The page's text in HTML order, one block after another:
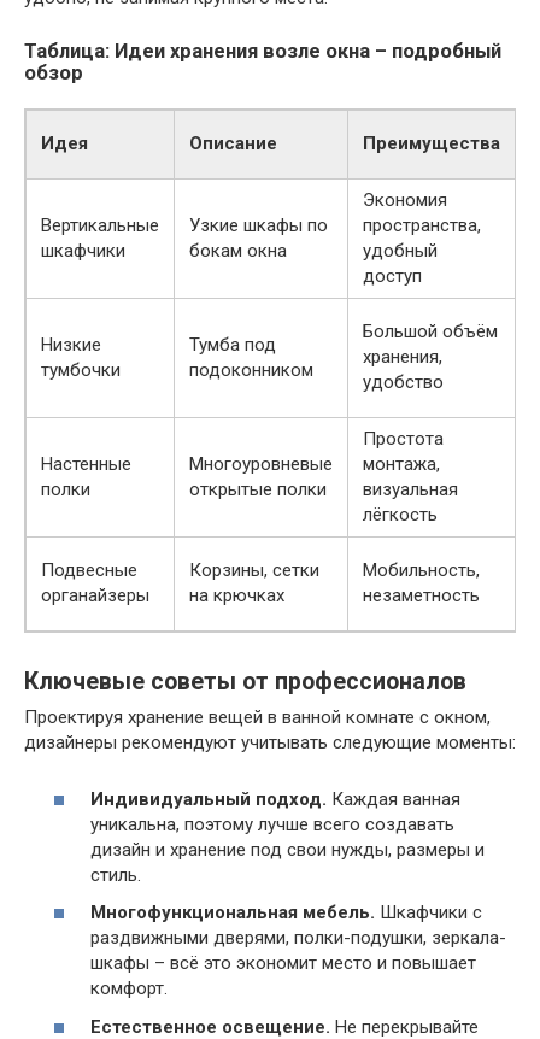
Таблица: Идеи хранения возле окна – подробный
обзор
Идея Описание Преимущества
Вертикальные
шкафчики
Узкие шкафы по
бокам окна
Экономия
пространства,
удобный
доступ
Низкие
тумбочки
Тумба под
подоконником
Большой объём
хранения,
удобство
Настенные
полки
Многоуровневые
открытые полки
Простота
монтажа,
визуальная
лёгкость
Подвесные
органайзеры
Корзины, сетки
на крючках
Мобильность,
незаметность
Ключевые советы от профессионалов
Проектируя хранение вещей в ванной комнате с окном,
дизайнеры рекомендуют учитывать следующие моменты:
Индивидуальный подход. Каждая ванная
уникальна, поэтому лучше всего создавать
дизайн и хранение под свои нужды, размеры и
стиль.
Многофункциональная мебель. Шкафчики с
раздвижными дверями, полки-подушки, зеркала-
шкафы – всё это экономит место и повышает
комфорт.
Естественное освещение. Не перекрывайте